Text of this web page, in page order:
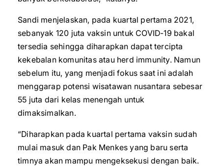
Sandi menjelaskan, pada kuartal pertama 2021,
sebanyak 120 juta vaksin untuk COVID-19 bakal
tersedia sehingga diharapkan dapat tercipta
kekebalan komunitas atau herd immunity. Namun
sebelum itu, yang menjadi fokus saat ini adalah
menggarap potensi wisatawan nusantara sebesar
55 juta dari kelas menengah untuk
dimaksimalkan.
“Diharapkan pada kuartal pertama vaksin sudah
mulai masuk dan Pak Menkes yang baru serta
timnya akan mampu mengeksekusi dengan baik.